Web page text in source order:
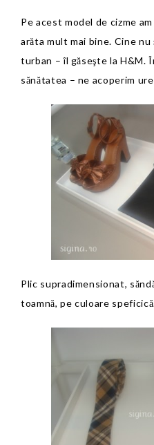
Pe acest model de cizme
arăta mult mai bine. Cine
turban – îl găseşte la H&M.
sănătatea – ne acoperim
Plic supradimensionat,
toamnă, pe culoare